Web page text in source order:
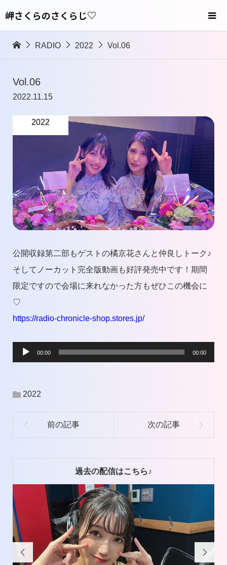
岬さくらのさくらじ♡
RADIO 2022 Vol.06
Vol.06
2022.11.15
2022
公開収録第二部もゲストの橘京花さんと仲良しトーク♪
そしてノーカット完全版動画も好評発売中です！期間
限定ですので会場に来れなかった方もぜひこの機会に
♡
https://radio-chronicle-shop.stores.jp/
プ
00:00 00:00
2022
過去の配信はこちら♪
 